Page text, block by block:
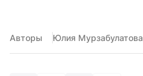
Авторы Юлия Мурзабулатова